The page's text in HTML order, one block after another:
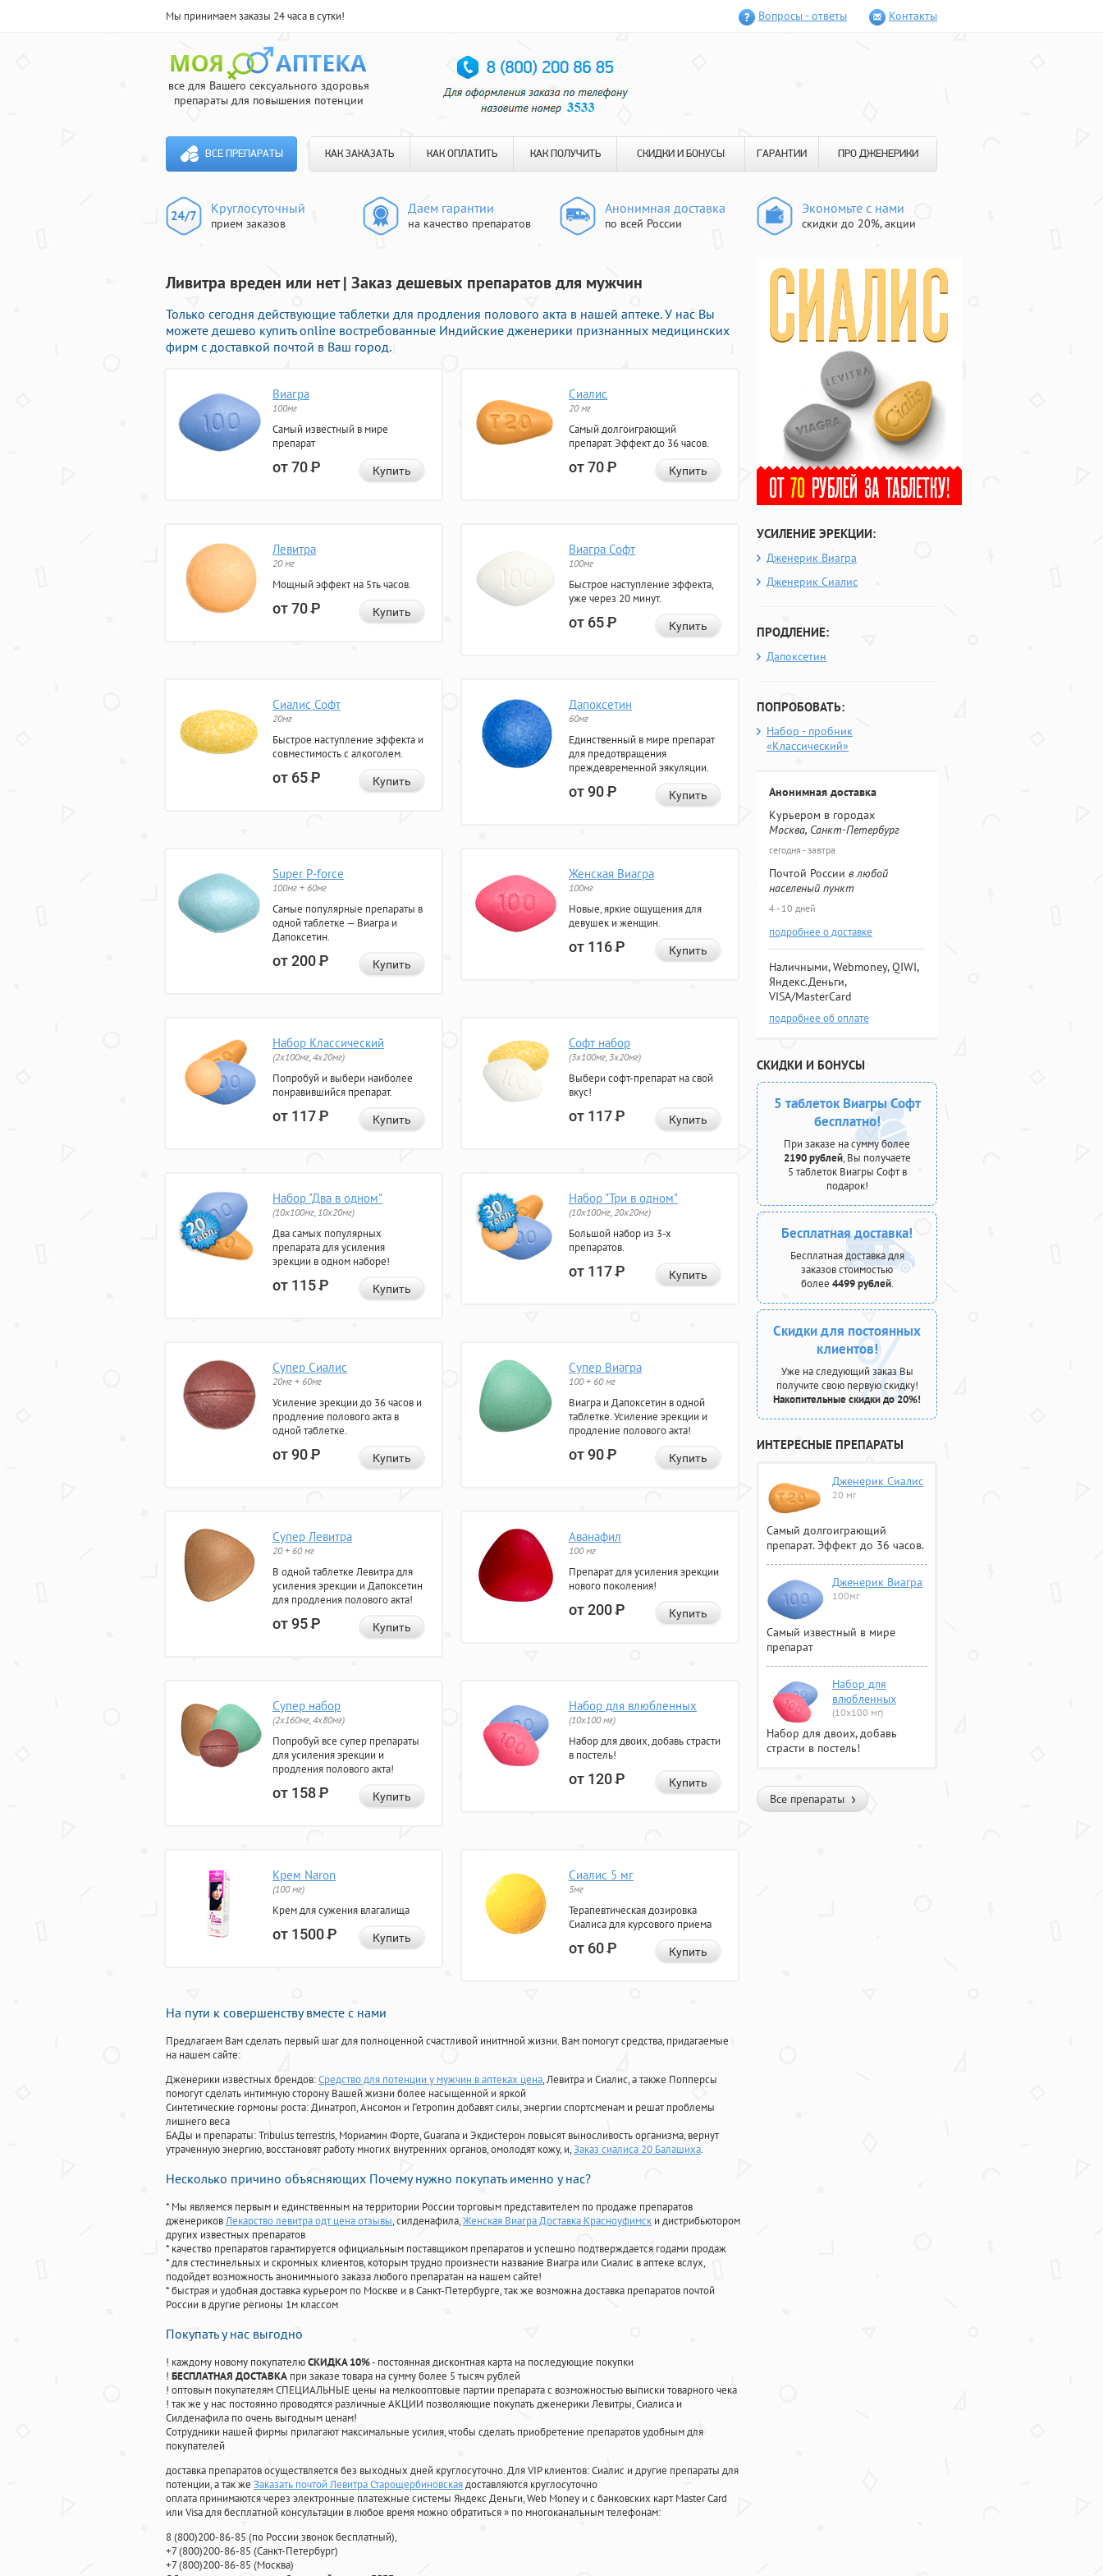
Мы принимаем заказы 24 часа в сутки! Вопросы - ответы Контакты
все для Вашего сексуального здоровья
препараты для повышения потенции
ВСЕ ПРЕПАРАТЫ КАК ЗАКАЗАТЬ КАК ОПЛАТИТЬ КАК ПОЛУЧИТЬ СКИДКИ И БОНУСЫ ГАРАНТИИ ПРО ДЖЕНЕРИКИ
Круглосуточный
прием заказов
Даем гарантии
на качество препаратов
Анонимная доставка
по всей России
Экономьте с нами
скидки до 20%, акции
Ливитра вреден или нет | Заказ дешевых препаратов для мужчин
Только сегодня действующие таблетки для продления полового акта в нашей аптеке. У нас Вы
можете дешево купить online востребованные Индийские дженерики признанных медицинских
фирм с доставкой почтой в Ваш город.
Виагра
100мг
Самый известный в мире
препарат
от 70Р Купить
Сиалис
20 мг
Самый долгоиграющий
препарат. Эффект до 36 часов.
от 70Р Купить
Левитра
20 мг
Мощный эффект на 5ть часов.
от 70Р Купить
Виагра Софт
100мг
Быстрое наступление эффекта,
уже через 20 минут.
от 65Р Купить
Сиалис Софт
20мг
Быстрое наступление эффекта и
совместимость с алкоголем.
от 65Р Купить
Дапоксетин
60мг
Единственный в мире препарат
для предотвращения
преждевременной эякуляции.
от 90Р Купить
Super P-force
100мг + 60мг
Самые популярные препараты в
одной таблетке — Виагра и
Дапоксетин.
от 200Р Купить
Женская Виагра
100мг
Новые, яркие ощущения для
девушек и женщин.
от 116Р Купить
Набор Классический
(2x100мг, 4x20мг)
Попробуй и выбери наиболее
понравившийся препарат.
от 117Р Купить
Софт набор
(3x100мг, 3x20мг)
Выбери софт-препарат на свой
вкус!
от 117Р Купить
Набор "Два в одном"
(10x100мг, 10x20мг)
Два самых популярных
препарата для усиления
эрекции в одном наборе!
от 115Р Купить
Набор "Три в одном"
(10x100мг, 20x20мг)
Большой набор из 3-х
препаратов.
от 117Р Купить
Супер Сиалис
20мг + 60мг
Усиление эрекции до 36 часов и
продление полового акта в
одной таблетке.
от 90Р Купить
Супер Виагра
100 + 60 мг
Виагра и Дапоксетин в одной
таблетке. Усиление эрекции и
продление полового акта!
от 90Р Купить
Супер Левитра
20 + 60 мг
В одной таблетке Левитра для
усиления эрекции и Дапоксетин
для продления полового акта!
от 95Р Купить
Аванафил
100 мг
Препарат для усиления эрекции
нового поколения!
от 200Р Купить
Супер набор
(2х160мг, 4х80мг)
Попробуй все супер препараты
для усиления эрекции и
продления полового акта!
от 158Р Купить
Набор для влюбленных
(10х100 мг)
Набор для двоих, добавь страсти
в постель!
от 120Р Купить
Крем Naron
(100 мг)
Крем для сужения влагалища
от 1500Р Купить
Сиалис 5 мг
5мг
Терапевтическая дозировка
Сиалиса для курсового приема
от 60Р Купить
На пути к совершенству вместе с нами
Предлагаем Вам сделать первый шаг для полноценной счастливой инитмной жизни. Вам помогут средства, придагаемые
на нашем сайте:
Дженерики известных брендов:Средство для потенции у мужчин в аптеках цена, Левитра и Сиалис, а также Попперсы
помогут сделать интимную сторону Вашей жизни более насыщенной и яркой
Синтетические гормоны роста: Динатроп, Ансомон и Гетропин добавят силы, энергии спортсменам и решат проблемы
лишнего веса
БАДы и препараты:Tribulus terrestris, Мориамин Форте, Guarana и Экдистерон повысят выносливость организма, вернут
утраченную энергию, восстановят работу многих внутренних органов, омолодят кожу, и,Заказ сиалиса 20 Балашиха.
Несколько причино объясняющих Почему нужно покупать именно у нас?
* Мы являемся первым и единственным на территории России торговым представителем по продаже препаратов
дженериковЛекарство левитра одт цена отзывы, силденафила,Женская Виагра Доставка Красноуфимск и дистрибьютором
других известных препаратов
* качество препаратов гарантируется официальным поставщиком препаратов и успешно подтверждается годами продаж
* для стестинельных и скромных клиентов, которым трудно произнести название Виагра или Сиалис в аптеке вслух,
подойдет возможность анонимныого заказа любого препаратан на нашем сайте!
* быстрая и удобная доставка курьером по Москве и в Санкт-Петербурге, так же возможна доставка препаратов почтой
России в другие регионы 1м классом
Покупать у нас выгодно
! каждому новому покупателюСКИДКА 10%- постоянная дисконтная карта на последующие покупки
! БЕСПЛАТНАЯ ДОСТАВКА при заказе товара на сумму более 5 тысяч рублей
! оптовым покупателям СПЕЦИАЛЬНЫЕ цены на мелкооптовые партии препарата с возможностью выписки товарного чека
! так же у нас постоянно проводятся различные АКЦИИ позволяющие покупать дженерики Левитры, Сиалиса и
Силденафила по очень выгодным ценам!
Cотрудники нашей фирмы прилагают максимальные усилия, чтобы сделать приобретение препаратов удобным для
покупателей
доставка препаратов осуществляется без выходных дней круглосуточно. Для VIP клиентов: Сиалис и другие препараты для
потенции, а так же Заказать почтой Левитра Старощербиновскаядоставляются круглосуточно
оплата принимаются через электронные платежные системы Яндекс Деньги, Web Money и с банковских карт Master Card
или Visa для бесплатной консультации в любое время можно обратиться» по многоканальным телефонам:
8(800)200-86-85 (по России звонок бесплатный),
+7(800)200-86-85 (Санкт-Петербург)
+7(800)200-86-85 (Москва)
УСИЛЕНИЕ ЭРЕКЦИИ:
Дженерик Виагра
Дженерик Сиалис
ПРОДЛЕНИЕ:
Дапоксетин
ПОПРОБОВАТЬ:
Набор - пробник
«Классический»
Анонимная доставка
Курьером в городах
Москва, Санкт-Петербург
сегодня - завтра
Почтой России в любой
населеный пункт
4 - 10 дней
подробнее о доставке
Наличными, Webmoney, QIWI,
Яндекс.Деньги,
VISA/MasterCard
подробнее об оплате
СКИДКИ И БОНУСЫ
5 таблеток Виагры Софт
бесплатно!
При заказе на сумму более
2190 рублей, Вы получаете
5 таблеток Виагры Софт в
подарок!
Бесплатная доставка!
Бесплатная доставка для
заказов стоимостью
более 4499 рублей.
Скидки для постоянных
клиентов!
Уже на следующий заказ Вы
получите свою первую скидку!
Накопительные скидки до 20%!
ИНТЕРЕСНЫЕ ПРЕПАРАТЫ
Дженерик Сиалис
20 мг
Самый долгоиграющий
препарат. Эффект до 36 часов.
Дженерик Виагра
100мг
Самый известный в мире
препарат
Набор для
влюбленных
(10х100 мг)
Набор для двоих, добавь
страсти в постель!
Все препараты